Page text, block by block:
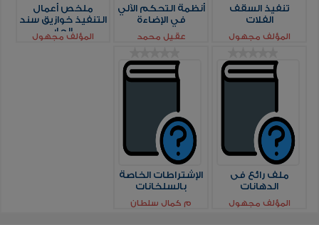
تنفيذ السقف
الفلات
المؤلف مجهول
أنظمة التحكم الآلي
في الإضاءة
عقيل محمد
ملخص أعمال
التنفيذ خوازيق سند
الجار
المؤلف مجهول
ملف رائع فى
الدهانات
المؤلف مجهول
الإشتراطات الخاصة
بالسلخانات
م كمال سلطان